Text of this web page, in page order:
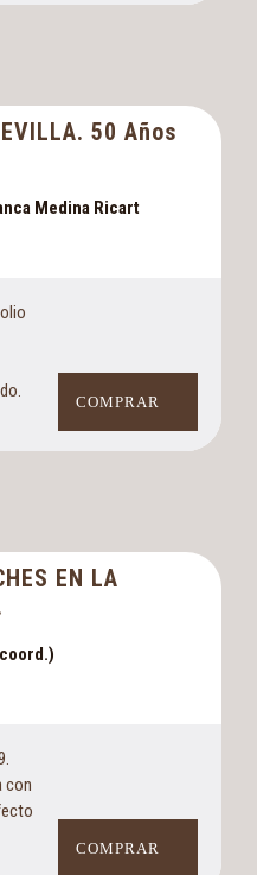
50 Años
Medina Ricart
COMPRAR
EN LA
con
COMPRAR